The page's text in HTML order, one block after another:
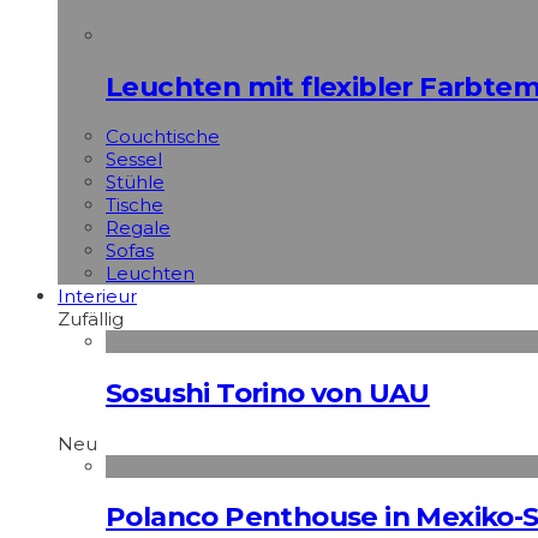
Leuchten mit flexibler
Couchtische
Sessel
Stühle
Tische
Regale
Sofas
Leuchten
Interieur
Zufällig
Sosushi Torino von UAU
Neu
Polanco Penthouse in Mexiko-